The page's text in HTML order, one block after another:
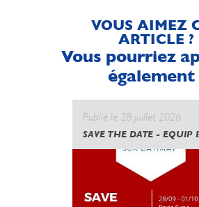
VOUS AIMEZ
ARTICLE ?
Vous pourriez
également
Publié le 28 juillet 2026
SAVE THE DATE - EQUIP